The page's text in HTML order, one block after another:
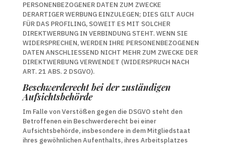
PERSONENBEZOGENER DATEN ZUM ZWECKE
DERARTIGER WERBUNG EINZULEGEN; DIES GILT AUCH
FÜR DAS PROFILING, SOWEIT ES MIT SOLCHER
DIREKTWERBUNG IN VERBINDUNG STEHT. WENN SIE
WIDERSPRECHEN, WERDEN IHRE PERSONENBEZOGENEN
DATEN ANSCHLIESSEND NICHT MEHR ZUM ZWECKE DER
DIREKTWERBUNG VERWENDET (WIDERSPRUCH NACH
ART. 21 ABS. 2 DSGVO).
Beschwerde­recht bei der zuständigen
Aufsichts­behörde
Im Falle von Verstößen gegen die DSGVO steht den
Betroffenen ein Beschwerderecht bei einer
Aufsichtsbehörde, insbesondere in dem Mitgliedstaat
ihres gewöhnlichen Aufenthalts, ihres Arbeitsplatzes